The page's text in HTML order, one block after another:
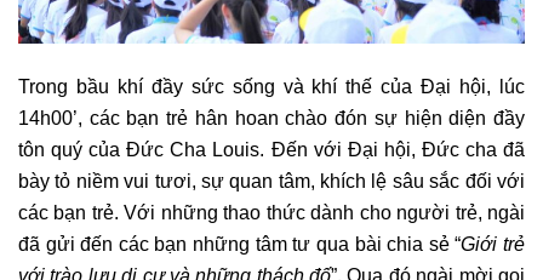
Trong bầu khí đầy sức sống và khí thế của Đại hội, lúc
14h00’, các bạn trẻ hân hoan chào đón sự hiện diện đầy
tôn quý của Đức Cha Louis. Đến với Đại hội, Đức cha đã
bày tỏ niềm vui tươi, sự quan tâm, khích lệ sâu sắc đối với
các bạn trẻ. Với những thao thức dành cho người trẻ, ngài
đã gửi đến các bạn những tâm tư qua bài chia sẻ “Giới trẻ
với trào lưu di cư và những thách đố”. Qua đó ngài mời gọi